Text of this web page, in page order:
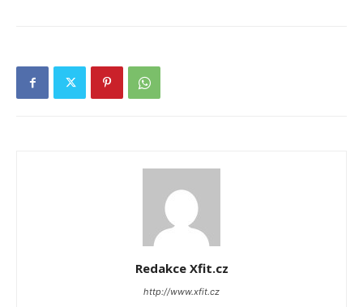
Redakce Xfit.cz
http://www.xfit.cz